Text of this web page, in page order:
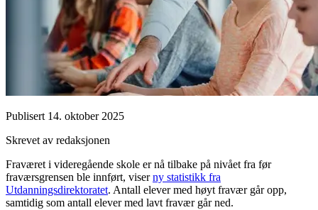
Publisert 14. oktober 2025
Skrevet av redaksjonen
Fraværet i videregående skole er nå tilbake på nivået fra før
fraværsgrensen ble innført, viserny statistikk fra
Utdanningsdirektoratet. Antall elever med høyt fravær går opp,
samtidig som antall elever med lavt fravær går ned.